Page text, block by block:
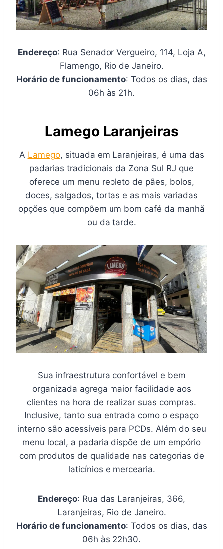
Endereço: Rua Senador Vergueiro, 114, Loja A,
Flamengo, Rio de Janeiro.
Horário de funcionamento: Todos os dias, das
06h às 21h.
Lamego Laranjeiras
A Lamego, situada em Laranjeiras, é uma das
padarias tradicionais da Zona Sul RJ que
oferece um menu repleto de pães, bolos,
doces, salgados, tortas e as mais variadas
opções que compõem um bom café da manhã
ou da tarde.
Sua infraestrutura confortável e bem
organizada agrega maior facilidade aos
clientes na hora de realizar suas compras.
Inclusive, tanto sua entrada como o espaço
interno são acessíveis para PCDs. Além do seu
menu local, a padaria dispõe de um empório
com produtos de qualidade nas categorias de
laticínios e mercearia.
Endereço: Rua das Laranjeiras, 366,
Laranjeiras, Rio de Janeiro.
Horário de funcionamento: Todos os dias, das
06h às 22h30.